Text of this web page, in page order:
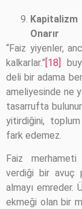
Onarır
“Faiz yiyenler,
kalkarlar.”[18]
deli bir adama
ameliyesinde ne
tasarrufta
yitirdiğini, toplum
fark edemez.
Faiz merhameti
verdiği bir avuç
almayı emreder.
ekmeği olan bir